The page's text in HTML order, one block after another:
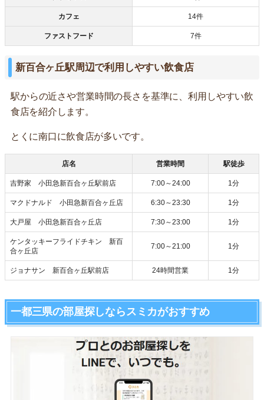
カフェ 14件
ファストフード 7件
新百合ヶ丘駅周辺で利用しやすい飲食店
駅からの近さや営業時間の長さを基準に、利用しやすい飲
食店を紹介します。
とくに南口に飲食店が多いです。
店名 営業時間 駅徒歩
吉野家 小田急新百合ヶ丘駅前店 7:00～24:00 1分
マクドナルド 小田急新百合ヶ丘店 6:30～23:30 1分
大戸屋 小田急新百合ヶ丘店 7:30～23:00 1分
ケンタッキーフライドチキン 新百
合ヶ丘店
7:00～21:00 1分
ジョナサン 新百合ヶ丘駅前店 24時間営業 1分
一都三県の部屋探しならスミカがおすすめ